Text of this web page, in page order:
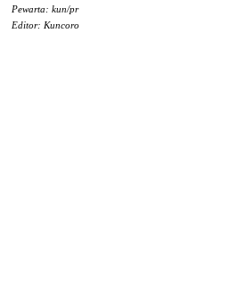
Pewarta: kun/pr
Editor: Kuncoro